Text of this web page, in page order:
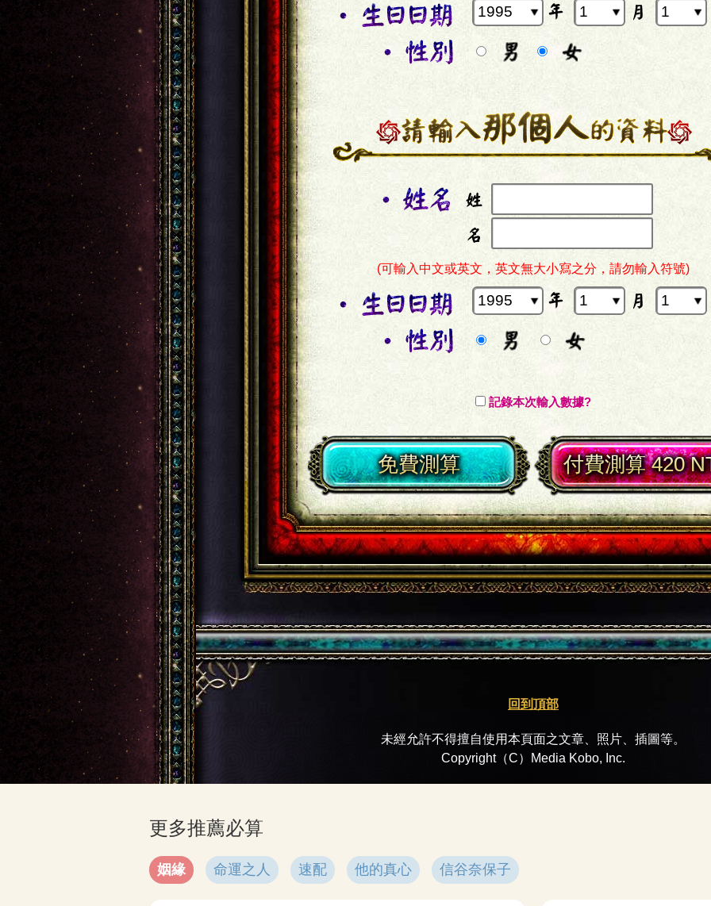
(可輸入中文或英文，英文無大小寫之分，請勿輸入符號)
記錄本次輸入數據?
免費測算 付費測算 420
回到頂部
未經允許不得擅自使用本頁面之文章、照片、插圖等。
Copyright（C）Media Kobo, Inc.
更多推薦必算
姻緣 命運之人 速配 他的真心 信谷奈保子